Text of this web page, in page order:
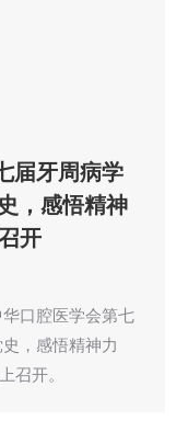
届牙周病学
，感悟精神
开
口腔医学会第七
，感悟精神力
召开。